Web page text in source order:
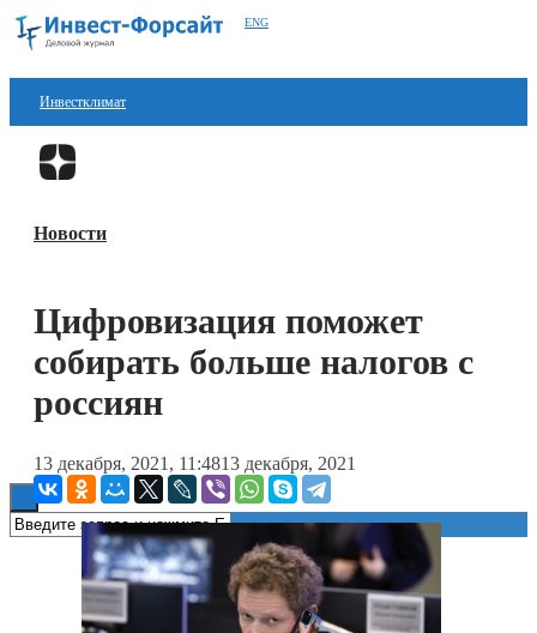
ENG
Инвестклимат
Финансы
Блокчейн
Технологии
Новости
Цифровизация поможет
собирать больше налогов с
россиян
13 декабря, 2021, 11:4813 декабря, 2021